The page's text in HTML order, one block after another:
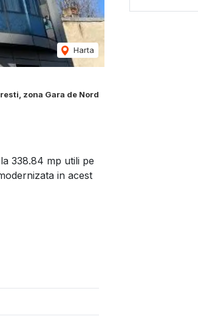
Harta
zona Gara de Nord
338.84 mp utili pe
in acest
situata la o